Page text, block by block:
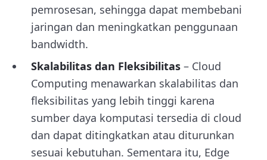
pemrosesan, sehingga dapat membebani
jaringan dan meningkatkan penggunaan
bandwidth.
Skalabilitas dan Fleksibilitas – Cloud
Computing menawarkan skalabilitas dan
fleksibilitas yang lebih tinggi karena
sumber daya komputasi tersedia di cloud
dan dapat ditingkatkan atau diturunkan
sesuai kebutuhan. Sementara itu, Edge